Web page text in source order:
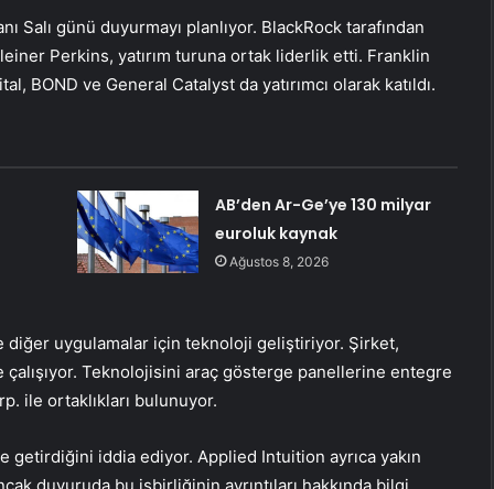
Salı günü duyurmayı planlıyor. BlackRock tarafından
Perkins, yatırım turuna ortak liderlik etti. Franklin
BOND ve General Catalyst da yatırımcı olarak katıldı.
AB’den Ar-Ge’ye 130 milyar
euroluk kaynak
Ağustos 8, 2026
uygulamalar için teknoloji geliştiriyor. Şirket,
Teknolojisini araç gösterge panellerine entegre
ile ortaklıkları bulunuyor.
getirdiğini iddia ediyor. Applied Intuition ayrıca yakın